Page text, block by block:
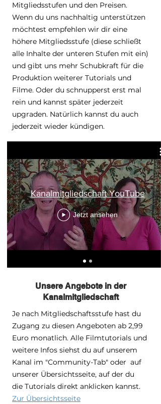
Mitgliedsstufen und den Preisen.
Wenn du uns nachhaltig unterstützen
möchtest empfehlen wir dir eine
höhere Mitgliedsstufe (diese schließt
alle Inhalte der unteren Stufen mit ein)
und gibt uns mehr Schubkraft für die
Produktion weiterer Tutorials und
Filme. Oder du schnupperst erst mal
rein und kannst später jederzeit
upgraden. Natürlich kannst du auch
jederzeit wieder kündigen.
Kanalmitgliedschaft YouTube
Jetzt ansehen
Unsere Angebote in der
Kanalmitgliedschaft
Je nach Mitgliedschaftsstufe hast du
Zugang zu diesen Angeboten ab 2,99
Euro monatlich. Alle Filmtutorials und
weitere Infos siehst du auf unserem
Kanal im "Community-Tab" oder auf
unserer Übersichtsseite, auf der du
die Tutorials direkt anklicken kannst.
Zur Übersichtsseite